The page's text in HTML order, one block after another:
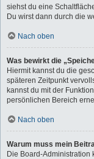
siehst du eine
Du wirst dann durch die
Nach oben
Was bewirkt die
Hiermit kannst du die
späteren Zeitpunkt
kannst du mit der
persönlichen Bereich
Nach oben
Warum muss mein
Die Board-Administration